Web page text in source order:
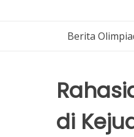
Berita
di